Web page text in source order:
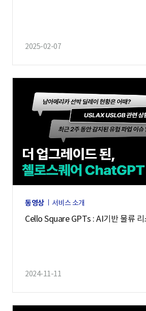
2025-02-07
동영상 서비스 소개
Cello Square GPTs : AI기반 물류 리
2024-11-11